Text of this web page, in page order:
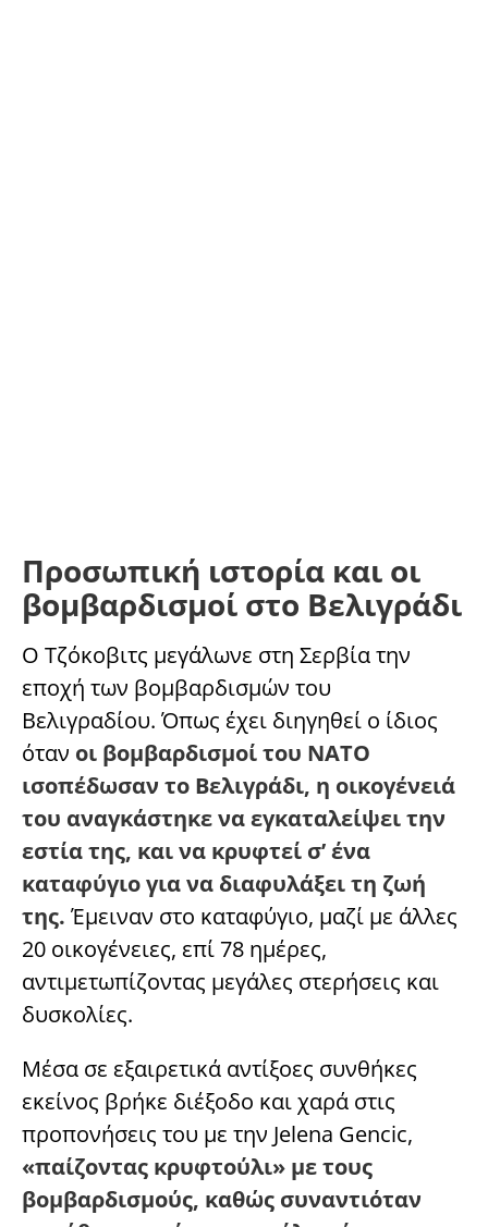
Προσωπική ιστορία και οι
βομβαρδισμοί στο Βελιγράδι
Ο Τζόκοβιτς μεγάλωνε στη Σερβία την
εποχή των βομβαρδισμών του
Βελιγραδίου. Όπως έχει διηγηθεί ο ίδιος
όταν οι βομβαρδισμοί του ΝΑΤΟ
ισοπέδωσαν το Βελιγράδι, η οικογένειά
του αναγκάστηκε να εγκαταλείψει την
εστία της, και να κρυφτεί σ’ ένα
καταφύγιο για να διαφυλάξει τη ζωή
της. Έμειναν στο καταφύγιο, μαζί με άλλες
20 οικογένειες, επί 78 ημέρες,
αντιμετωπίζοντας μεγάλες στερήσεις και
δυσκολίες.
Μέσα σε εξαιρετικά αντίξοες συνθήκες
εκείνος βρήκε διέξοδο και χαρά στις
προπονήσεις του με την Jelena Gencic,
«παίζοντας κρυφτούλι» με τους
βομβαρδισμούς, καθώς συναντιόταν